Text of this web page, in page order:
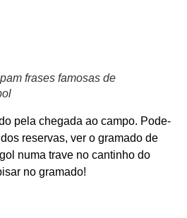
frases famosas de
pela chegada ao campo. Pode-
reservas, ver o gramado de
numa trave no cantinho do
no gramado!